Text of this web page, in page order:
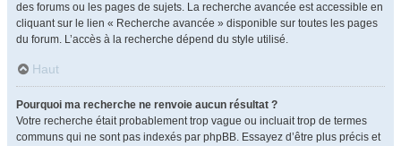
des forums ou les pages de sujets. La recherche avancée est accessible en
cliquant sur le lien « Recherche avancée » disponible sur toutes les pages
du forum. L’accès à la recherche dépend du style utilisé.
Haut
Pourquoi ma recherche ne renvoie aucun résultat ?
Votre recherche était probablement trop vague ou incluait trop de termes
communs qui ne sont pas indexés par phpBB. Essayez d’être plus précis et